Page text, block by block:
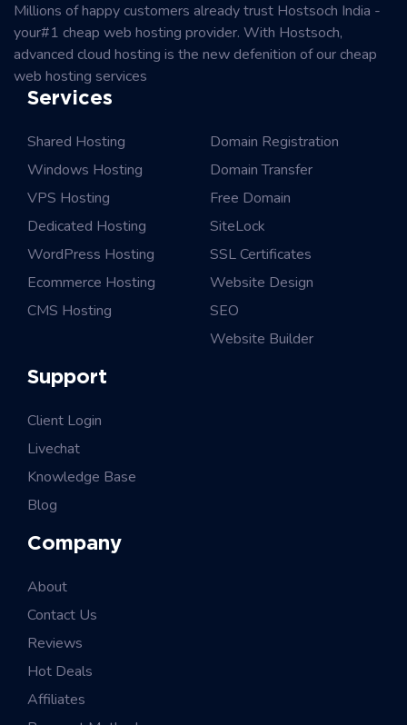
Millions of happy customers already trust Hostsoch India -
your#1 cheap web hosting provider. With Hostsoch,
advanced cloud hosting is the new defenition of our cheap
web hosting services
Services
Shared Hosting
Windows Hosting
VPS Hosting
Dedicated Hosting
WordPress Hosting
Ecommerce Hosting
CMS Hosting
Domain Registration
Domain Transfer
Free Domain
SiteLock
SSL Certificates
Website Design
SEO
Website Builder
Support
Client Login
Livechat
Knowledge Base
Blog
Company
About
Contact Us
Reviews
Hot Deals
Affiliates